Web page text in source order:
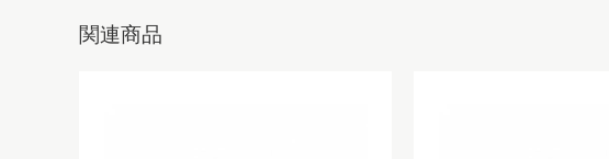
関連商品